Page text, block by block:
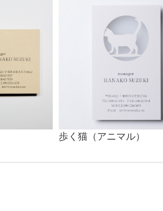
歩く猫（アニマル）